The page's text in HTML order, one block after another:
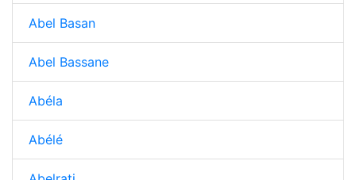
Abel Basan
Abel Bassane
Abéla
Abélé